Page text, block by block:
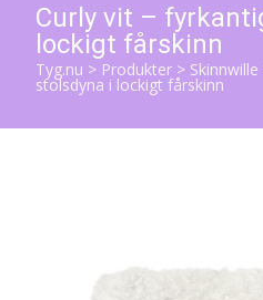
Curly vit –
lockigt fårskinn
Tyg.nu > Produkter > Skinnwille
stolsdyna i lockigt fårskinn